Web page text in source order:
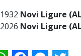
Novi Ligure
Novi Ligure